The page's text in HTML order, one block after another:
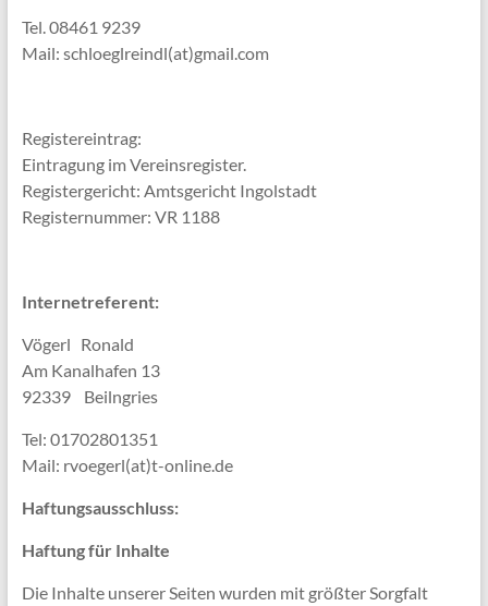
Tel. 08461 9239
Mail: schloeglreindl(at)gmail.com
Registereintrag:
Eintragung im Vereinsregister.
Registergericht: Amtsgericht Ingolstadt
Registernummer: VR 1188
Internetreferent:
Vögerl Ronald
Am Kanalhafen 13
92339 Beilngries
Tel: 01702801351
Mail: rvoegerl(at)t-online.de
Haftungsausschluss:
Haftung für Inhalte
Die Inhalte unserer Seiten wurden mit größter Sorgfalt